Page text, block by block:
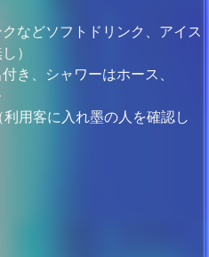
などソフトドリンク、アイス
）
き、シャワーはホース、
用客に入れ墨の人を確認し